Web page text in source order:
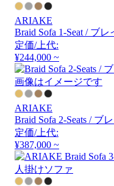
ARIAKE
Braid Sofa 1-Seat / ブ
定価/上代:
¥244,000 ~
画像はイメージです
ARIAKE
Braid Sofa 2-Seats / ブ
定価/上代:
¥387,000 ~